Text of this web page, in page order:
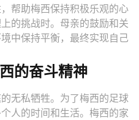
帮助梅西保持积极乐观的心
的挑战时。母亲的鼓励和关
中保持平衡，最终实现自己
的奋斗精神
无私牺牲。为了梅西的足球
人的时间和生活。梅西的家